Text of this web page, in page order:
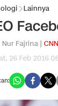
Lainnya
Nur Fajrina |
26 Feb 2016